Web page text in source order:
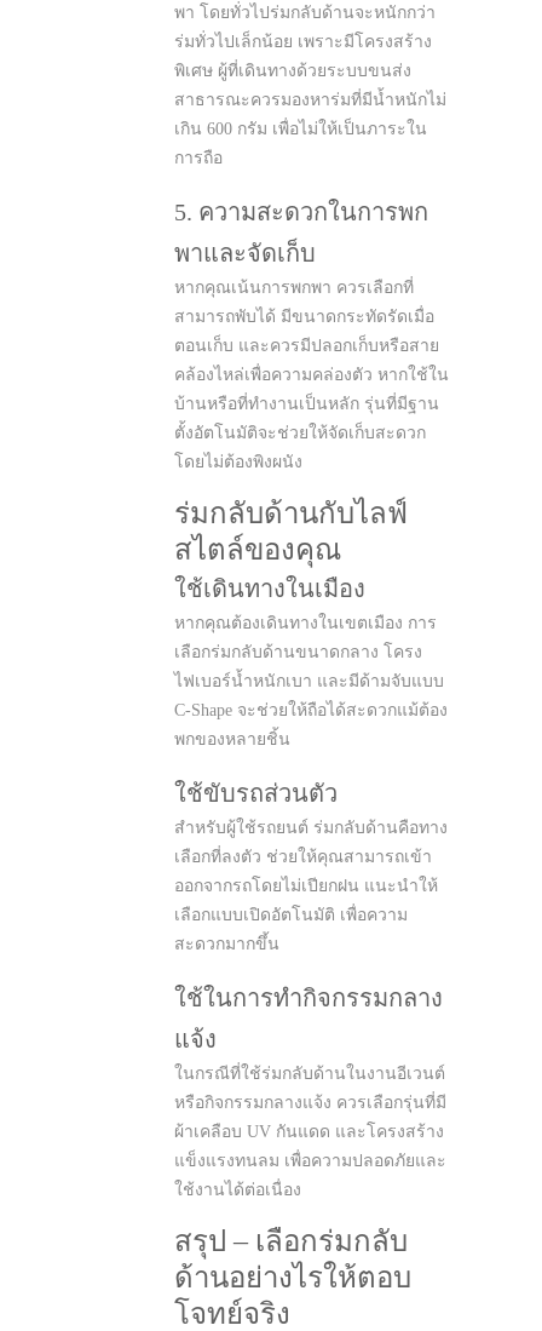
พา โดยทั่วไปร่มกลับด้านจะหนักกว่า
ร่มทั่วไปเล็กน้อย เพราะมีโครงสร้าง
พิเศษ ผู้ที่เดินทางด้วยระบบขนส่ง
สาธารณะควรมองหาร่มที่มีน้ำหนักไม่
เกิน 600 กรัม เพื่อไม่ให้เป็นภาระใน
การถือ
5. ความสะดวกในการพก
พาและจัดเก็บ
หากคุณเน้นการพกพา ควรเลือกที่
สามารถพับได้ มีขนาดกระทัดรัดเมื่อ
ตอนเก็บ และควรมีปลอกเก็บหรือสาย
คล้องไหล่เพื่อความคล่องตัว หากใช้ใน
บ้านหรือที่ทำงานเป็นหลัก รุ่นที่มีฐาน
ตั้งอัตโนมัติจะช่วยให้จัดเก็บสะดวก
โดยไม่ต้องพิงผนัง
ร่มกลับด้านกับไลฟ์
สไตล์ของคุณ
ใช้เดินทางในเมือง
หากคุณต้องเดินทางในเขตเมือง การ
เลือกร่มกลับด้านขนาดกลาง โครง
ไฟเบอร์น้ำหนักเบา และมีด้ามจับแบบ
C-Shape จะช่วยให้ถือได้สะดวกแม้ต้อง
พกของหลายชิ้น
ใช้ขับรถส่วนตัว
สำหรับผู้ใช้รถยนต์ ร่มกลับด้านคือทาง
เลือกที่ลงตัว ช่วยให้คุณสามารถเข้า
ออกจากรถโดยไม่เปียกฝน แนะนำให้
เลือกแบบเปิดอัตโนมัติ เพื่อความ
สะดวกมากขึ้น
ใช้ในการทำกิจกรรมกลาง
แจ้ง
ในกรณีที่ใช้ร่มกลับด้านในงานอีเวนต์
หรือกิจกรรมกลางแจ้ง ควรเลือกรุ่นที่มี
ผ้าเคลือบ UV กันแดด และโครงสร้าง
แข็งแรงทนลม เพื่อความปลอดภัยและ
ใช้งานได้ต่อเนื่อง
สรุป – เลือกร่มกลับ
ด้านอย่างไรให้ตอบ
โจทย์จริง